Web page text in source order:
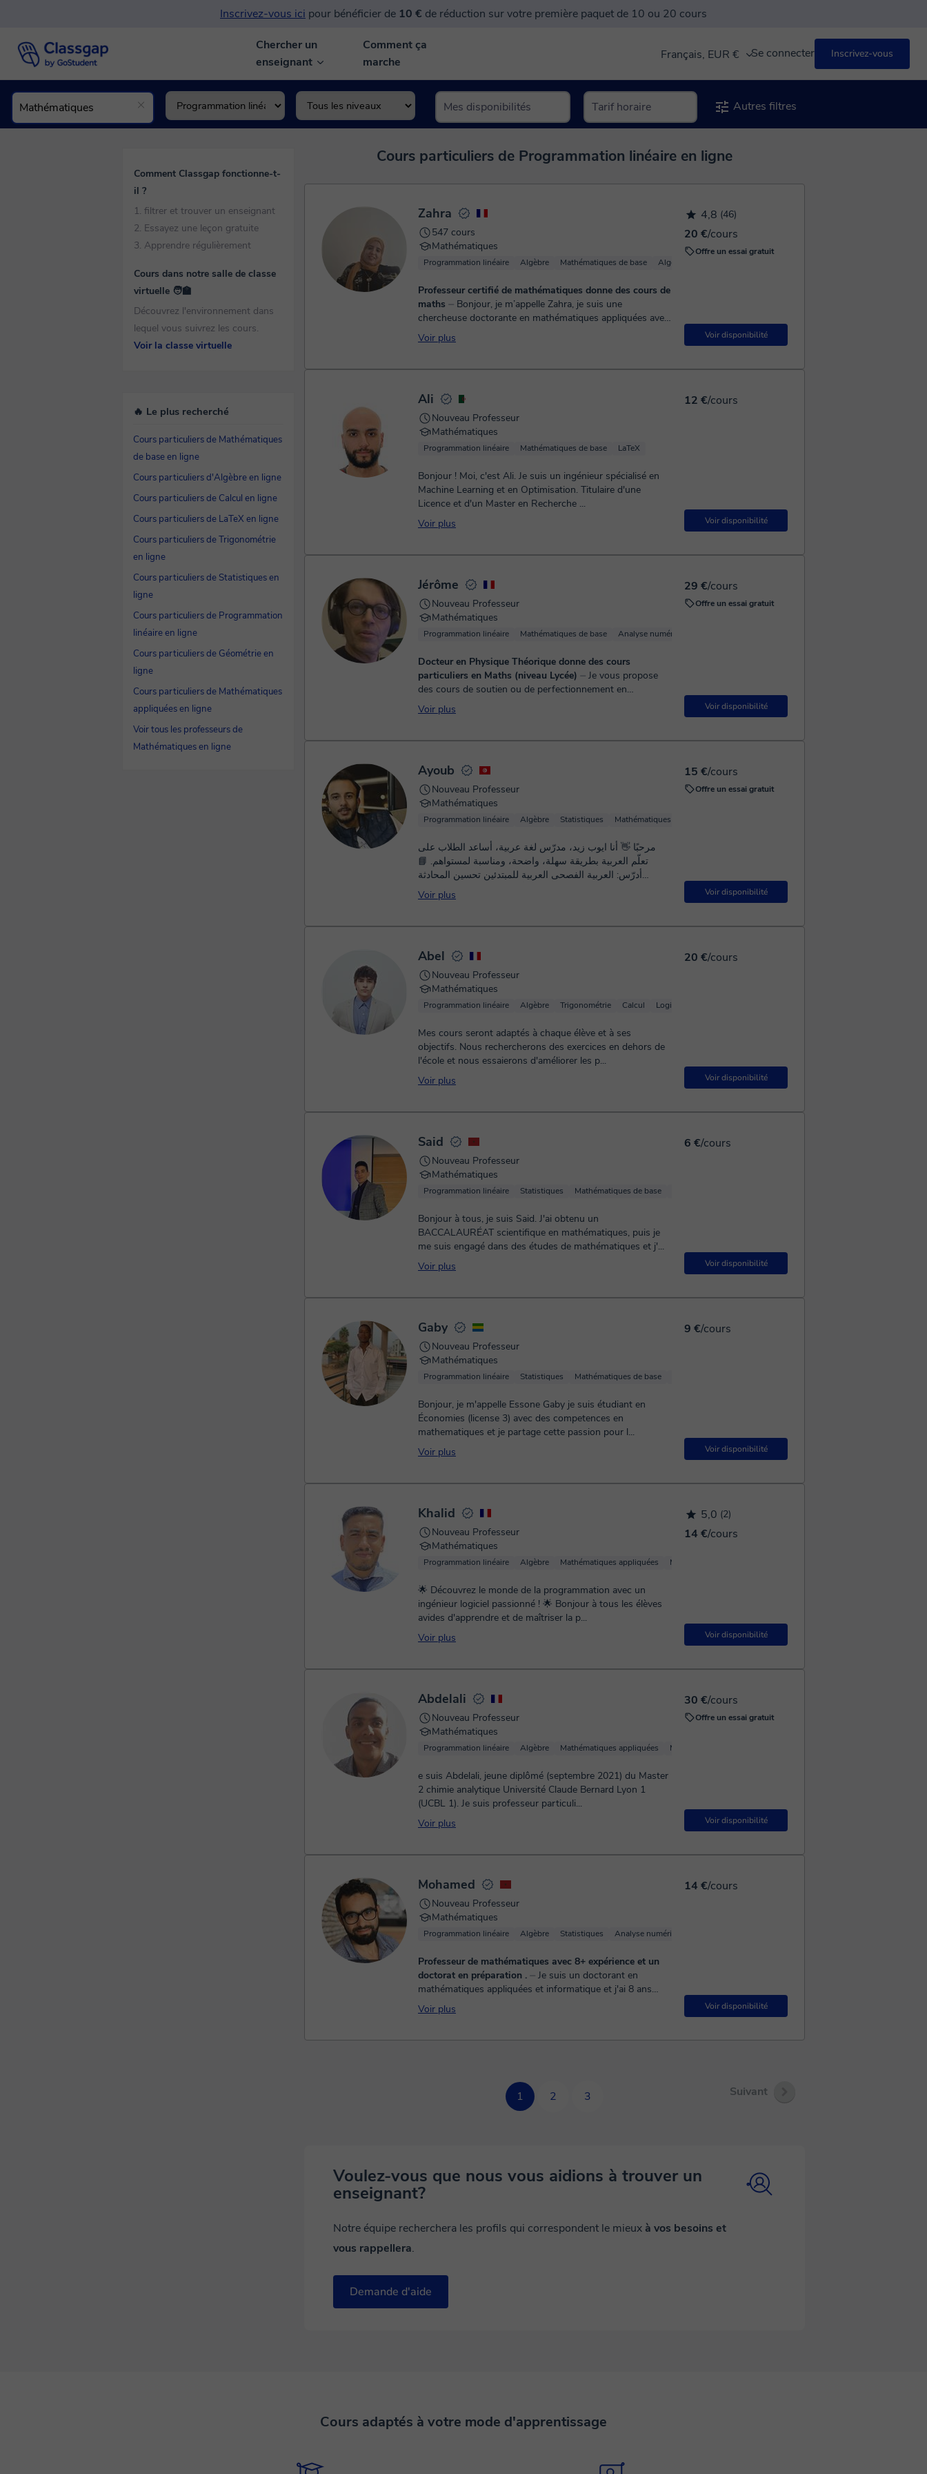
Inscrivez-vous ici pour bénéficier de 10 € de réduction sur votre première paquet de 10 ou 20 cours
Chercher un
enseignant
Comment ça
marche
Français, EUR € Se connecter Inscrivez-vous
Autres filtres
Cours particuliers de Programmation linéaire en ligne
4,8 (46)
20 €/cours
Offre un essai gratuit
Voir disponibilité
Zahra
547 cours
Mathématiques
Programmation linéaire Algèbre Mathématiques de base Algèbre linéaire
Professeur certifié de mathématiques donne des cours de
maths ⏤ Bonjour, je m’appelle Zahra, je suis une
chercheuse doctorante en mathématiques appliquées avec
une vaste expérience. Je vous propose des cours perso...
Voir plus
12 €/cours
Voir disponibilité
Ali
Nouveau Professeur
Mathématiques
Programmation linéaire Mathématiques de base LaTeX
Bonjour ! Moi, c'est Ali. Je suis un ingénieur spécialisé en
Machine Learning et en Optimisation. Titulaire d'une
Licence et d'un Master en Recherche ...
Voir plus
29 €/cours
Offre un essai gratuit
Voir disponibilité
Jérôme
Nouveau Professeur
Mathématiques
Programmation linéaire Mathématiques de base Analyse numérique
Docteur en Physique Théorique donne des cours
particuliers en Maths (niveau Lycée) ⏤ Je vous propose
des cours de soutien ou de perfectionnement en
Mathématiques du niveau seconde au niveau terminale. Je
me veux avant tout très pragmat...
Voir plus
15 €/cours
Offre un essai gratuit
Voir disponibilité
Ayoub
Nouveau Professeur
Mathématiques
Programmation linéaire Algèbre Statistiques Mathématiques de base
مرحبًا 👋 أنا ايوب زيد، مدرّس لغة عربية، أساعد الطلاب على
تعلّم العربية بطريقة سهلة، واضحة، ومناسبة لمستواهم. 📘
أدرّس: العربية الفصحى العربية للمبتدئين تحسين المحادثة
والنطق القواعد بطريقة مبسّطة 🎯 أسلوبي في التدريس: شرح
بسيط بدون تعقيد دروس مخصّصة حسب هدفك ممارسة حقيقية
تطوير لغتك العربية، يسعدني أن أساعدك في رحلتك مع اللغة
Voir plus
20 €/cours
Voir disponibilité
Abel
Nouveau Professeur
Mathématiques
Programmation linéaire Algèbre Trigonométrie Calcul Logique
Mes cours seront adaptés à chaque élève et à ses
objectifs. Nous rechercherons des exercices en dehors de
l'école et nous essaierons d'améliorer les p...
Voir plus
6 €/cours
Voir disponibilité
Said
Nouveau Professeur
Mathématiques
Programmation linéaire Statistiques Mathématiques de base
Bonjour à tous, je suis Said. J'ai obtenu un
BACCALAURÉAT scientifique en mathématiques, puis je
me suis engagé dans des études de mathématiques et j'...
Voir plus
9 €/cours
Voir disponibilité
Gaby
Nouveau Professeur
Mathématiques
Programmation linéaire Statistiques Mathématiques de base
Bonjour, je m'appelle Essone Gaby je suis étudiant en
Économies (license 3) avec des competences en
mathematiques et je partage cette passion pour l...
Voir plus
5,0 (2)
14 €/cours
Voir disponibilité
Khalid
Nouveau Professeur
Mathématiques
Programmation linéaire Algèbre Mathématiques appliquées Mathématiques de base
🌟 Découvrez le monde de la programmation avec un
ingénieur logiciel passionné ! 🌟 Bonjour à tous les élèves
avides d'apprendre et de maîtriser la p...
Voir plus
30 €/cours
Offre un essai gratuit
Voir disponibilité
Abdelali
Nouveau Professeur
Mathématiques
Programmation linéaire Algèbre Mathématiques appliquées Mathématiques de base
e suis Abdelali, jeune diplômé (septembre 2021) du Master
2 chimie analytique Université Claude Bernard Lyon 1
(UCBL 1). Je suis professeur particuli...
Voir plus
14 €/cours
Voir disponibilité
Mohamed
Nouveau Professeur
Mathématiques
Programmation linéaire Algèbre Statistiques Analyse numérique
Professeur de mathématiques avec 8+ expérience et un
doctorat en préparation . ⏤ Je suis un doctorant en
mathématiques appliquées et informatique et j'ai 8 ans
d'expérience dans l'enseignement jusqu'au niveau de la
remise des dipl...
Voir plus
1 2 3 Suivant
Voulez-vous que nous vous aidions à trouver un
enseignant?
Notre équipe recherchera les profils qui correspondent le mieux à vos besoins et
vous rappellera.
Demande d'aide
Comment Classgap fonctionne-t-
il ?
1. filtrer et trouver un enseignant
2. Essayez une leçon gratuite
3. Apprendre régulièrement
Cours dans notre salle de classe
virtuelle 🧑‍🏫
Découvrez l'environnement dans
lequel vous suivrez les cours.
Voir la classe virtuelle
🔥 Le plus recherché
Cours particuliers de Mathématiques
de base en ligne
Cours particuliers d'Algèbre en ligne
Cours particuliers de Calcul en ligne
Cours particuliers de LaTeX en ligne
Cours particuliers de Trigonométrie
en ligne
Cours particuliers de Statistiques en
ligne
Cours particuliers de Programmation
linéaire en ligne
Cours particuliers de Géométrie en
ligne
Cours particuliers de Mathématiques
appliquées en ligne
Voir tous les professeurs de
Mathématiques en ligne
Cours adaptés à votre mode d'apprentissage